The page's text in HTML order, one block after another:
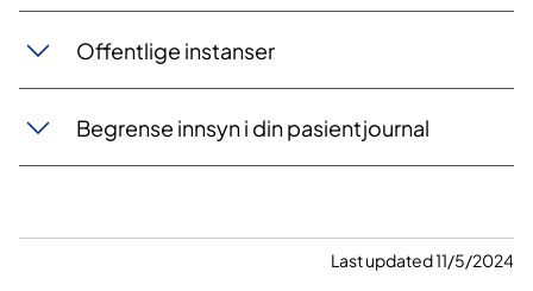
Offentlige instanser
Begrense innsyn i din pasientjournal
Last updated 11/5/2024